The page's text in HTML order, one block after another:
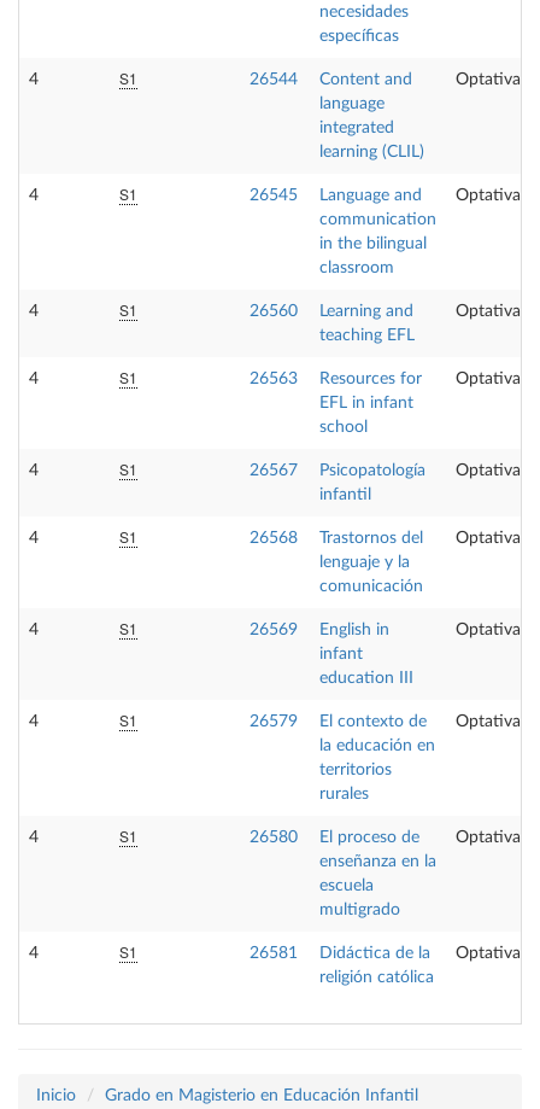
necesidades
específicas
4 S1 26544
Content and
language
integrated
learning (CLIL)
Optativa
4 S1 26545
Language and
communication
in the bilingual
classroom
Optativa
4 S1 26560
Learning and
teaching EFL
Optativa
4 S1 26563
Resources for
EFL in infant
school
Optativa
4 S1 26567
Psicopatología
infantil
Optativa
4 S1 26568
Trastornos del
lenguaje y la
comunicación
Optativa
4 S1 26569
English in
infant
education III
Optativa
4 S1 26579
El contexto de
la educación en
territorios
rurales
Optativa
4 S1 26580
El proceso de
enseñanza en la
escuela
multigrado
Optativa
4 S1 26581
Didáctica de la
religión católica
Optativa
Inicio
Grado en Magisterio en Educación Infantil